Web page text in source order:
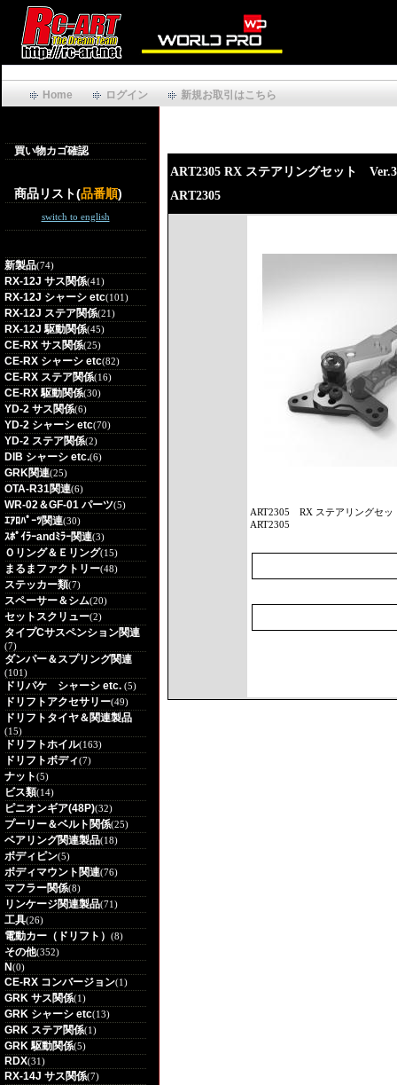
Home ログイン 新規お取引はこちら
買い物カゴ確認
商品リスト(品番順)
switch to english
新製品(74)
RX-12J サス関係(41)
RX-12J シャーシ etc(101)
RX-12J ステア関係(21)
RX-12J 駆動関係(45)
CE-RX サス関係(25)
CE-RX シャーシ etc(82)
CE-RX ステア関係(16)
CE-RX 駆動関係(30)
YD-2 サス関係(6)
YD-2 シャーシ etc(70)
YD-2 ステア関係(2)
DIB シャーシ etc.(6)
GRK関連(25)
OTA-R31関連(6)
WR-02＆GF-01 パーツ(5)
ｴｱﾛﾊﾟｰﾂ関連(30)
ｽﾎﾟｲﾗｰandﾐﾗｰ関連(3)
Ｏリング＆Ｅリング(15)
まるまファクトリー(48)
ステッカー類(7)
スペーサー＆シム(20)
セットスクリュー(2)
タイプCサスペンション関連
(7)
ダンパー＆スプリング関連
(101)
ドリパケ シャーシ etc. (5)
ドリフトアクセサリー(49)
ドリフトタイヤ＆関連製品
(15)
ドリフトホイル(163)
ドリフトボディ(7)
ナット(5)
ビス類(14)
ピニオンギア(48P)(32)
プーリー＆ベルト関係(25)
ベアリング関連製品(18)
ボディピン(5)
ボディマウント関連(76)
マフラー関係(8)
リンケージ関連製品(71)
工具(26)
電動カー（ドリフト） (8)
その他(352)
N(0)
CE-RX コンバージョン(1)
GRK サス関係(1)
GRK シャーシ etc(13)
GRK ステア関係(1)
GRK 駆動関係(5)
RDX(31)
RX-14J サス関係(7)
ART2305 RX ステアリングセット
ART2305
ART2305
RX ステアリングセ
ART2305